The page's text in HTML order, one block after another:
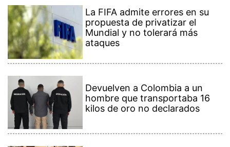
La FIFA admite errores en su
propuesta de privatizar el
Mundial y no tolerará más
ataques
Devuelven a Colombia a un
hombre que transportaba 16
kilos de oro no declarados